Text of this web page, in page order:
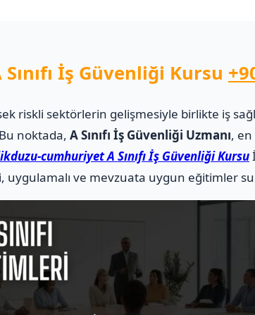
İş Güvenliği Kursu
riskli sektörlerin gelişmesiyle birlikte iş
noktada, A Sınıfı İş Güvenliği Uzmanı,
cumhuriyet A Sınıfı İş Güvenliği Kursu
ve mevzuata uygun eğitimler